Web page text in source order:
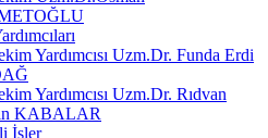
Yardımcısı Uzm.Dr. Funda Erdi
Yardımcısı Uzm.Dr. Rıdvan
KABALAR
İşler